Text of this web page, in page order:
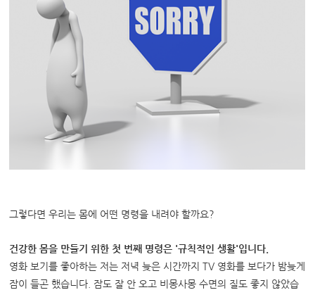
그렇다면 우리는 몸에 어떤 명령을 내려야 할까요?
건강한 몸을 만들기 위한 첫 번째 명령은 '규칙적인 생활'입니다.
영화 보기를 좋아하는 저는 저녁 늦은 시간까지 TV 영화를 보다가 밤늦게
잠이 들곤 했습니다. 잠도 잘 안 오고 비몽사몽 수면의 질도 좋지 않았습